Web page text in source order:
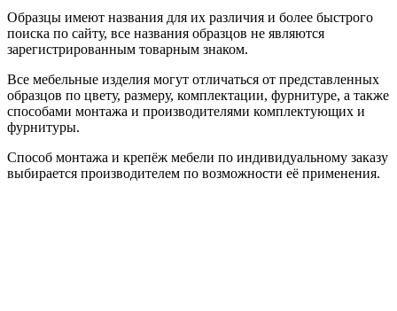
Образцы имеют названия для их различия и более быстрого
поиска по сайту, все названия образцов не являются
зарегистрированным товарным знаком.
Все мебельные изделия могут отличаться от представленных
образцов по цвету, размеру, комплектации, фурнитуре, а также
способами монтажа и производителями комплектующих и
фурнитуры.
Способ монтажа и крепёж мебели по индивидуальному заказу
выбирается производителем по возможности её применения.